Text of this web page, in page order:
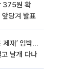
375원 확
당겨 발표
제재’ 임박…
날개 다나